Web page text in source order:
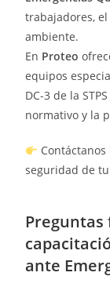
trabajadores,
ambiente.
En Proteo
equipos
DC-3 de la
normativo y la
seguridad de
Preguntas
ante